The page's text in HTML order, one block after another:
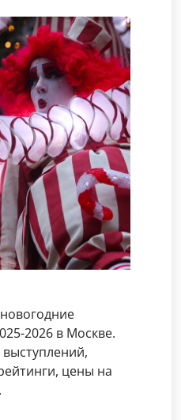
2026 в Москве.
цены на